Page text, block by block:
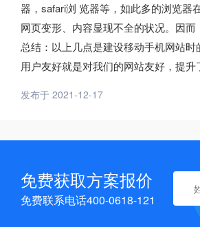
器，safari浏 览器等，如此多的浏览器
网页变形、内容显现不全的状况。因
总结：以上几点是建设移动手机网站
用户友好就是对我们的网站友好，提
发布于 2021-12-17
免费获取方案报价
免费联系电话400-0618-121